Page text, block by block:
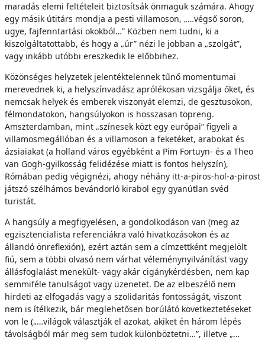
maradás elemi feltételeit biztosítsák önmaguk számára. Ahogy
egy másik útitárs mondja a pesti villamoson, „…végső soron,
ugye, fajfenntartási okokból…” Közben nem tudni, ki a
kiszolgáltatottabb, és hogy a „úr” nézi le jobban a „szolgát”,
vagy inkább utóbbi ereszkedik le előbbihez.
Közönséges helyzetek jelentéktelennek tűnő momentumai
merevednek ki, a helyszínvadász aprólékosan vizsgálja őket, és
nemcsak helyek és emberek viszonyát elemzi, de gesztusokon,
félmondatokon, hangsúlyokon is hosszasan töpreng.
Amszterdamban, mint „színesek közt egy európai” figyeli a
villamosmegállóban és a villamoson a feketéket, arabokat és
ázsiaiakat (a holland város egyébként a Pim Fortuyn- és a Theo
van Gogh-gyilkosság felidézése miatt is fontos helyszín),
Rómában pedig végignézi, ahogy néhány itt-a-piros-hol-a-pirost
játszó szélhámos bevándorló kirabol egy gyanútlan svéd
turistát.
A hangsúly a megfigyelésen, a gondolkodáson van (meg az
egzisztencialista referenciákra való hivatkozásokon és az
állandó önreflexión), ezért aztán sem a címzettként megjelölt
fiú, sem a többi olvasó nem várhat véleménynyilvánítást vagy
állásfoglalást menekült- vagy akár cigánykérdésben, nem kap
semmiféle tanulságot vagy üzenetet. De az elbeszélő nem
hirdeti az elfogadás vagy a szolidaritás fontosságát, viszont
nem is ítélkezik, bár meglehetősen borúlátó következtetéseket
von le („…világok választják el azokat, akiket én három lépés
távolságból már meg sem tudok különböztetni…”, illetve „…